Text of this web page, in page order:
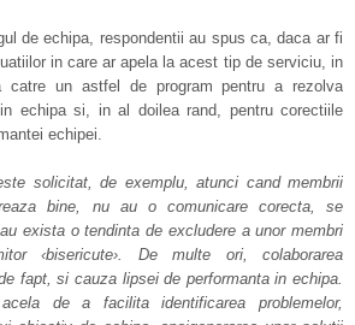
de echipa, respondentii au spus ca, daca ar fi
in care ar apela la acest tip de serviciu, in
catre un astfel de program pentru a rezolva
echipa si, in al doilea rand, pentru corectiile
echipei.
solicitat, de exemplu, atunci cand membrii
bine, nu au o comunicare corecta, se
exista o tendinta de excludere a unor membri
‹bisericute›. De multe ori, colaborarea
fapt, si cauza lipsei de performanta in echipa.
de a facilita identificarea problemelor,